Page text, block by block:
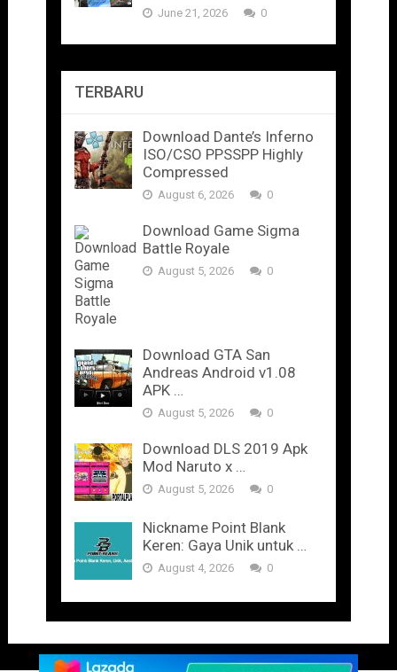
June 21, 2026 0
TERBARU
Download Dante’s Inferno
ISO/CSO PPSSPP Highly
Compressed
August 6, 2026 0
Download Game Sigma
Battle Royale
August 5, 2026 0
Download GTA San
Andreas Android v1.08
APK …
August 5, 2026 0
Download DLS 2019 Apk
Mod Naruto x …
August 5, 2026 0
Nickname Point Blank
Keren: Gaya Unik untuk …
August 4, 2026 0